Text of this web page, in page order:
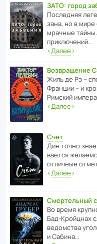
ЗАТО: город
После­дняя
зана, но в
мрачные
приключений…
‹Далее›
Возвращение
Жиль де Рэ –
Франции – и
Римский
‹Далее›
Счет
Дин точно
ва­ется
отли­чные
‹Далее›
Смертельный
Во время
Бад‑Крой­цнах
ведомства
и Сабина…